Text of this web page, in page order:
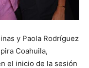
y Paola Rodríguez
Coahuila,
el inicio de la sesión